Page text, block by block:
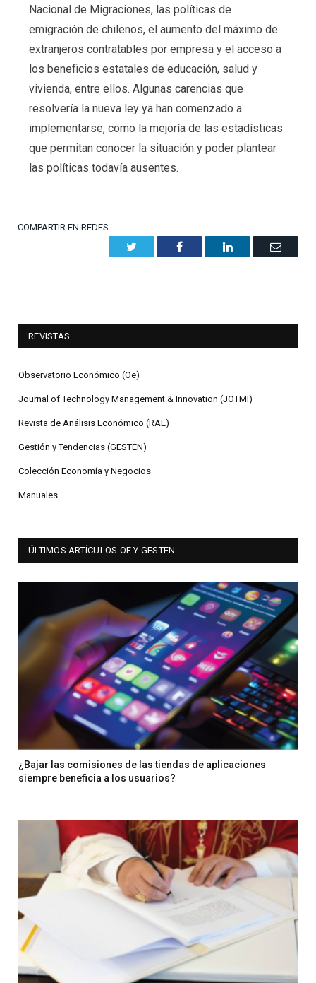
Nacional de Migraciones, las políticas de
emigración de chilenos, el aumento del máximo de
extranjeros contratables por empresa y el acceso a
los beneficios estatales de educación, salud y
vivienda, entre ellos. Algunas carencias que
resolvería la nueva ley ya han comenzado a
implementarse, como la mejoría de las estadísticas
que permitan conocer la situación y poder plantear
las políticas todavía ausentes.
COMPARTIR EN REDES
Facebook LinkedIn Email
REVISTAS
Observatorio Económico (Oe)
Journal of Technology Management & Innovation (JOTMI)
Revista de Análisis Económico (RAE)
Gestión y Tendencias (GESTEN)
Colección Economía y Negocios
Manuales
ÚLTIMOS ARTÍCULOS OE Y GESTEN
¿Bajar las comisiones de las tiendas de aplicaciones
siempre beneficia a los usuarios?